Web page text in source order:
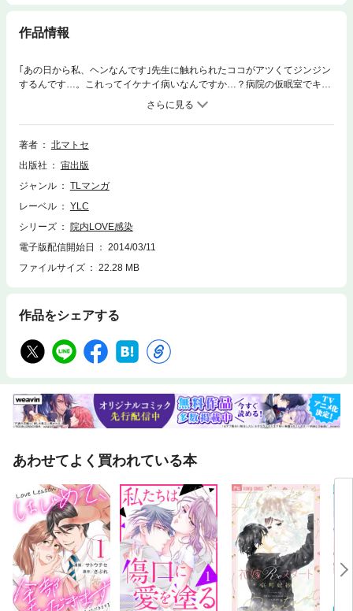
作品情報
｢あの日から私、ヘンなんです｣先生に触れられたココがアツくてジンジン
するんです…。これってイケナイ病いなんですか…？病院の仮眠室でキュ
ンキュン!？媚薬入りチョコでムラムラ!？目隠しプレイにドキドキ!LOVE
＆エロティックHたっぷり。変態ドクター皆川先生×ナースのトモちゃんシ
リーズを全収録!
著者
北マトセ
出版社
宙出版
ジャンル
TLマンガ
レーベル
YLC
シリーズ
院内LOVE感染
電子版配信開始日
2014/03/11
ファイルサイズ
22.28 MB
作品をシェアする
あわせてよく買われている本